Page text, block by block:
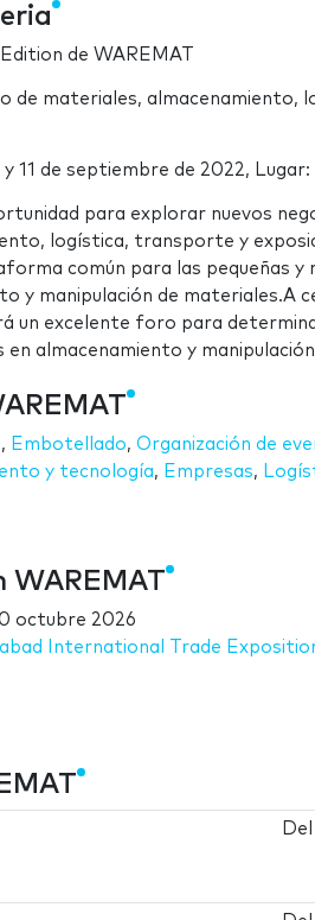
de WAREMAT
de materiales, almacenamiento,
y 11 de septiembre de 2022,
para explorar nuevos
logística, transporte y
común para las pequeñas y
y manipulación de materiales.A
un excelente foro para
almacenamiento y
, Embotellado, Organización de
y tecnología, Empresas,
WAREMAT
octubre 2026
International Trade